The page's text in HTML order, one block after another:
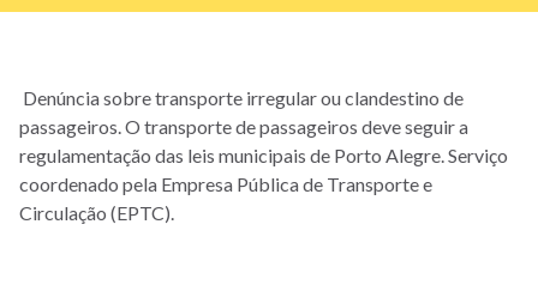
Denúncia sobre transporte irregular ou clandestino de
passageiros. O transporte de passageiros deve seguir a
regulamentação das leis municipais de Porto Alegre. Serviço
coordenado pela Empresa Pública de Transporte e
Circulação (EPTC).